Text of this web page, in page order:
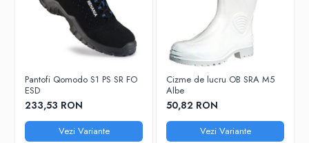
Pantofi Qomodo S1 PS SR FO
ESD
233,53 RON
Vezi Variante
Cizme de lucru OB SRA M5
Albe
50,82 RON
Vezi Variante